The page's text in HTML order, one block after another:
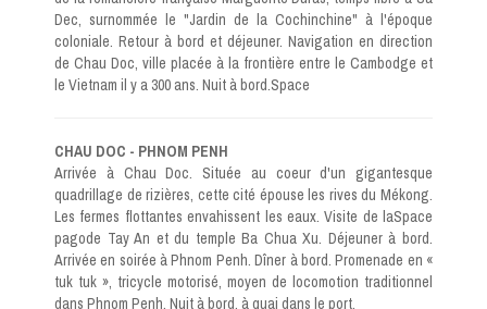
Dec, surnommée le "Jardin de la Cochinchine" à l'époque
coloniale. Retour à bord et déjeuner. Navigation en direction
de Chau Doc, ville placée à la frontière entre le Cambodge et
le Vietnam il y a 300 ans. Nuit à bord.Space
CHAU DOC - PHNOM PENH
Arrivée à Chau Doc. Située au coeur d'un gigantesque
quadrillage de rizières, cette cité épouse les rives du Mékong.
Les fermes flottantes envahissent les eaux. Visite de laSpace
pagode Tay An et du temple Ba Chua Xu. Déjeuner à bord.
Arrivée en soirée à Phnom Penh. Dîner à bord. Promenade en «
tuk tuk », tricycle motorisé, moyen de locomotion traditionnel
dans Phnom Penh. Nuit à bord, à quai dans le port.